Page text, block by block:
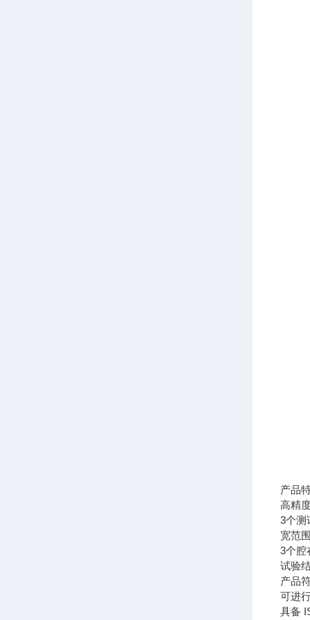
产品
高精
3个测
宽范
3个腔
试验
产品
可进
具备